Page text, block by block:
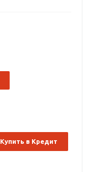
Купить в Кредит